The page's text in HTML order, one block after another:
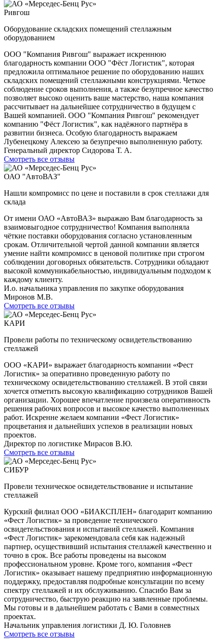
Ривгош
Оборудование складских помещений стеллажным
оборудованием
ООО "Компания Ривгош" выражает искреннюю
благодарность компании ООО "Фёст Логистик", которая
предложила оптимальное решение по оборудованию наших
складских помещений стеллажными конструкциями. Четкое
соблюдение сроков выполнения, а также безупречное качество
позволяет высоко оценить ваше мастерство, наша компания
рассчитывает на дальнейшее сотрудничество в будущем с
Вашей компанией. ООО "Компания Ривгош" рекомендует
компанию "Фёст Логистик", как надёжного партнёра в
развитии бизнеса. Особую благодарность выражаем
Лубенецкому Алексею за безупречно выполненную работу.
Генеральный директор Сидорова Т. А.
Смотреть все отзывы
ОАО "АвтоВАЗ"
Нашли компромисс по цене и поставили в срок стеллажи для
склада
От имени ОАО «АвтоВАЗ» выражаю Вам благодарность за
взаимовыгодное сотрудничество! Компания выполняла
чёткие поставки оборудования согласно установленным
срокам. Отличительной чертой данной компании является
умение найти компромисс в ценовой политике при строгом
соблюдении договорных обязательств. Сотрудники обладают
высокой коммуникабельностью, индивидуальным подходом к
каждому клиенту.
И.о. начальника управления по закупке оборудования
Миронов М.В.
Смотреть все отзывы
КАРИ
Провели работы по техническому освидетельствованию
стеллажей
ООО «КАРИ» выражает благодарность компании «Фест
Логистик» за оперативно проведенную работу по
техническому освидетельствованию стеллажей. В этой связи
хочется отметить высокую квалификацию сотрудников Вашей
организации. Хорошее впечатление произвела оперативность
решения рабочих вопросов и высокое качество выполненных
работ. Искренне желаем компании «Фест Логистик»
процветания и дальнейших успехов в реализации новых
проектов.
Директор по логистике Мирасов В.Ю.
Смотреть все отзывы
СИБУР
Провели техническое освидетельствование и испытание
стеллажей
Курский филиал ООО «БИАКСПЛЕН» благодарит компанию
«Фест Логистик» за проведение технического
освидетельствования и испытаний стеллажей. Компания
«Фест Логистик» зарекомендовала себя как надежный
партнер, осуществивший испытания стеллажей качественно и
точно в срок. Все работы проведены на высоком
профессиональном уровне. Кроме того, компания «Фест
Логистик» оказывает нашему предприятию информационную
поддержку, предоставляя подробные консультации по всему
спектру стеллажей и их обслуживанию. Спасибо Вам за
сотрудничество, быструю реакцию на заявленные проблемы.
Мы готовы и в дальнейшем работать с Вами в совместных
проектах.
Начальник управления логистики Д. Ю. Головнев
Смотреть все отзывы